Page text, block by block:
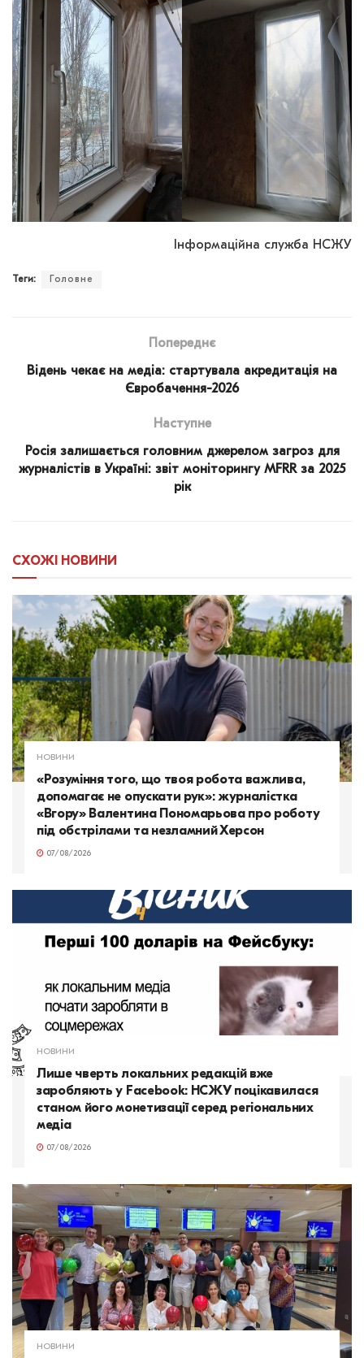
Інформаційна служба НСЖУ
Теги: Головне
Попереднє
Відень чекає на медіа: стартувала акредитація на
Євробачення-2026
Наступне
Росія залишається головним джерелом загроз для
журналістів в Україні: звіт моніторингу MFRR за 2025
рік
СХОЖІ НОВИНИ
НОВИНИ
«Розуміння того, що твоя робота важлива,
допомагає не опускати рук»: журналістка
«Вгору» Валентина Пономарьова про роботу
під обстрілами та незламний Херсон
07/08/2026
НОВИНИ
Лише чверть локальних редакцій вже
заробляють у Facebook: НСЖУ поцікавилася
станом його монетизації серед регіональних
медіа
07/08/2026
НОВИНИ